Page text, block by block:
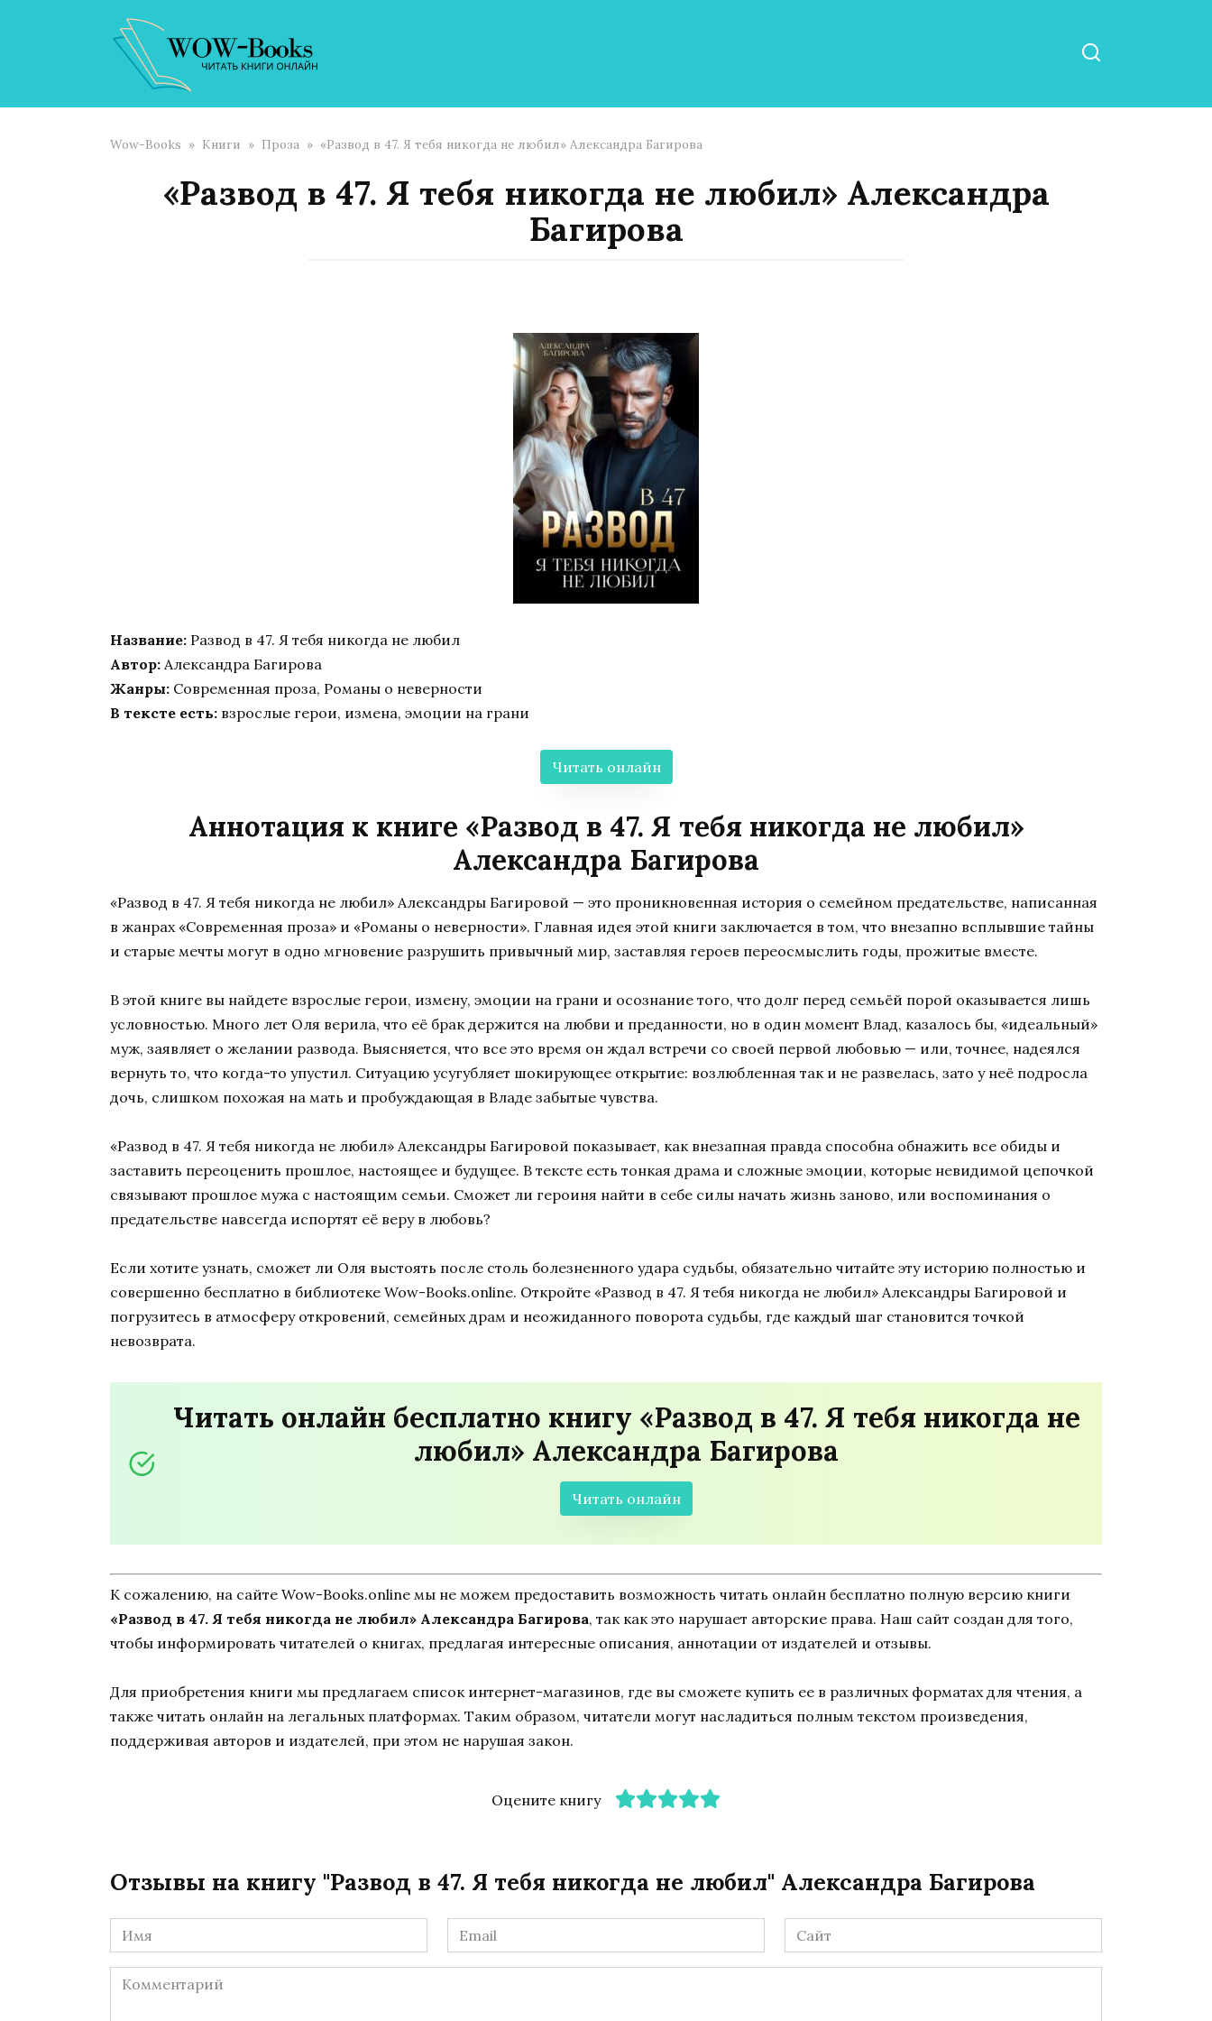
Wow-Books » Книги » Проза » «Развод в 47. Я тебя никогда не любил» Александра Багирова
«Развод в 47. Я тебя никогда не любил» Александра
Багирова
Название: Развод в 47. Я тебя никогда не любил
Автор: Александра Багирова
Жанры: Современная проза, Романы о неверности
В тексте есть: взрослые герои, измена, эмоции на грани
Читать онлайн
Аннотация к книге «Развод в 47. Я тебя никогда не любил»
Александра Багирова
«Развод в 47. Я тебя никогда не любил» Александры Багировой — это проникновенная история о семейном предательстве, написанная
в жанрах «Современная проза» и «Романы о неверности». Главная идея этой книги заключается в том, что внезапно всплывшие тайны
и старые мечты могут в одно мгновение разрушить привычный мир, заставляя героев переосмыслить годы, прожитые вместе.
В этой книге вы найдете взрослые герои, измену, эмоции на грани и осознание того, что долг перед семьёй порой оказывается лишь
условностью. Много лет Оля верила, что её брак держится на любви и преданности, но в один момент Влад, казалось бы, «идеальный»
муж, заявляет о желании развода. Выясняется, что все это время он ждал встречи со своей первой любовью — или, точнее, надеялся
вернуть то, что когда-то упустил. Ситуацию усугубляет шокирующее открытие: возлюбленная так и не развелась, зато у неё подросла
дочь, слишком похожая на мать и пробуждающая в Владe забытые чувства.
«Развод в 47. Я тебя никогда не любил» Александры Багировой показывает, как внезапная правда способна обнажить все обиды и
заставить переоценить прошлое, настоящее и будущее. В тексте есть тонкая драма и сложные эмоции, которые невидимой цепочкой
связывают прошлое мужа с настоящим семьи. Сможет ли героиня найти в себе силы начать жизнь заново, или воспоминания о
предательстве навсегда испортят её веру в любовь?
Если хотите узнать, сможет ли Оля выстоять после столь болезненного удара судьбы, обязательно читайте эту историю полностью и
совершенно бесплатно в библиотеке Wow-Books.online. Откройте «Развод в 47. Я тебя никогда не любил» Александры Багировой и
погрузитесь в атмосферу откровений, семейных драм и неожиданного поворота судьбы, где каждый шаг становится точкой
невозврата.
Читать онлайн бесплатно книгу «Развод в 47. Я тебя никогда не
любил» Александра Багирова
Читать онлайн
К сожалению, на сайте Wow-Books.online мы не можем предоставить возможность читать онлайн бесплатно полную версию книги
«Развод в 47. Я тебя никогда не любил» Александра Багирова, так как это нарушает авторские права. Наш сайт создан для того,
чтобы информировать читателей о книгах, предлагая интересные описания, аннотации от издателей и отзывы.
Для приобретения книги мы предлагаем список интернет-магазинов, где вы сможете купить ее в различных форматах для чтения, а
также читать онлайн на легальных платформах. Таким образом, читатели могут насладиться полным текстом произведения,
поддерживая авторов и издателей, при этом не нарушая закон.
Оцените книгу
Отзывы на книгу "Развод в 47. Я тебя никогда не любил" Александра Багирова
Имя
*
Email
*
Сайт
Комментарий